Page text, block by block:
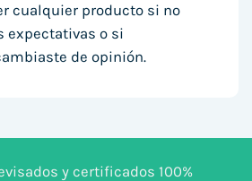
cualquier producto si no
expectativas o si
de opinión.
y certificados 100%